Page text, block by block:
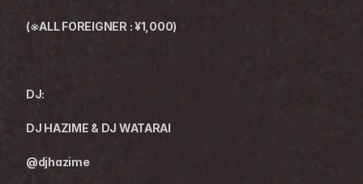
(※ALL FOREIGNER : ¥1,000)
DJ:
DJ HAZIME & DJ WATARAI
@djhazime